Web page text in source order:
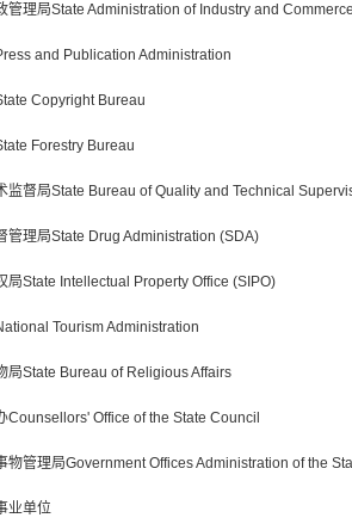
理局State Administration of Industry and Commerce
and Publication Administration
Copyright Bureau
Forestry Bureau
督局State Bureau of Quality and Technical
理局State Drug Administration (SDA)
State Intellectual Property Office (SIPO)
Tourism Administration
State Bureau of Religious Affairs
Office of the State Council
管理局Government Offices Administration of the
业单位